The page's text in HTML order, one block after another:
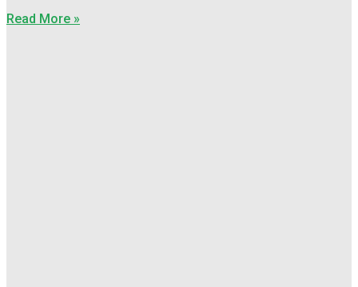
Read More »